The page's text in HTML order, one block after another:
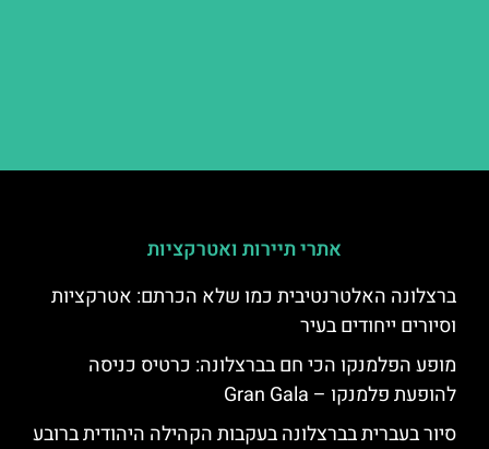
אתרי תיירות ואטרקציות
ברצלונה האלטרנטיבית כמו שלא הכרתם: אטרקציות
וסיורים ייחודים בעיר
מופע הפלמנקו הכי חם בברצלונה: כרטיס כניסה
להופעת פלמנקו – Gran Gala
סיור בעברית בברצלונה בעקבות הקהילה היהודית ברובע